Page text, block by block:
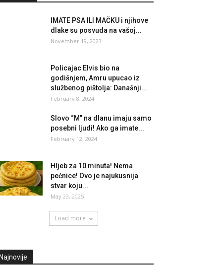
IMATE PSA ILI MAČKU i njihove
dlake su posvuda na vašoj...
November 19, 2023
Policajac Elvis bio na
godišnjem, Amru upucao iz
službenog pištolja: Današnji...
February 8, 2024
Slovo “M” na dlanu imaju samo
posebni ljudi! Ako ga imate...
February 12, 2024
Hljeb za 10 minuta! Nema
pećnice! Ovo je najukusnija
stvar koju...
May 23, 2025
Load more